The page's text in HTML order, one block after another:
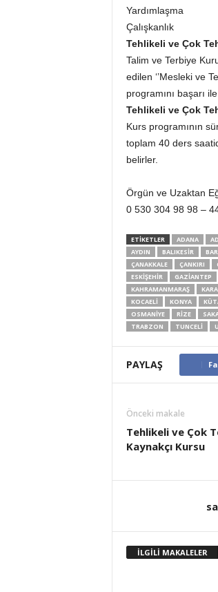
Yardımlaşma
Çalışkanlık
Tehlikeli ve Çok
Talim ve Terbiye
edilen ‘’Mesleki ve
programını başarı
Tehlikeli ve Çok
Kurs programının
toplam 40 ders
belirler.
Örgün ve Uzaktan
0 530 304 98 98 –
ETİKETLER ADANA
AYDIN
BALIKESIR
ÇANAKKALE
ÇANKIRI
ESKIŞEHIR
GAZIANTEP
KAHRAMANMARAŞ
KOCAELI
KONYA
OSMANIYE
RIZE
TRABZON
TUNCELI
PAYLAŞ
Önceki makale
Tehlikeli ve Çok
Kaynakçı Kursu
İLGİLİ MAKALELER